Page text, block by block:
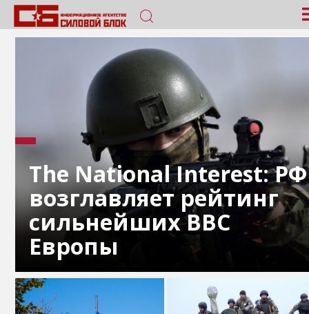
The National Interest: РФ
возглавляет рейтинг
сильнейших ВВС
Европы